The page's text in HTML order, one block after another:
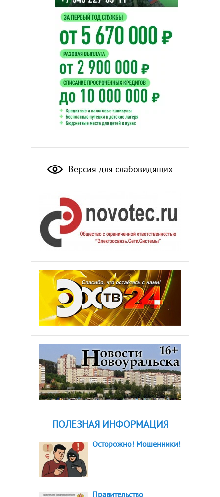
Версия для слабовидящих
ПОЛЕЗНАЯ ИНФОРМАЦИЯ
Осторожно! Мошенники!
Правительство